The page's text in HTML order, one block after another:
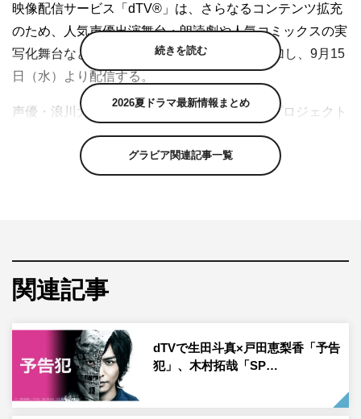
映像配信サービス「dTV®」は、さらなるコンテンツ拡充
のため、人気声優出演舞台・朗読劇や人気コミックスの実
写化舞台などの人気舞台作品45タイトルを追加し、9月15
日（水）より配信する。
声優・浪川大輔が館長を務める新感覚朗読劇プロジェクト
「READING MUSEUM」シリーズより、第3弾公演「デッ
ドロックド・ディティクティヴズ～百万探偵都市の史上最
悪密室～」が、上演からわずか4か月という異例のスピー
続きを読む
2026夏ドラマ最新情報まとめ
グラビア関連記事一覧
関連記事
dTVで生田斗真×戸田恵梨香「予告
犯」、木村拓哉「SP…